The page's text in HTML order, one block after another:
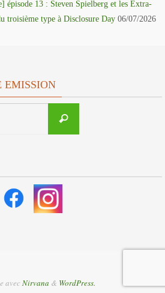
épisode 13 : Steven Spielberg et les Extra-
troisième type à Disclosure Day 06/07/2026
EMISSION
Recherche
avec Nirvana & WordPress.